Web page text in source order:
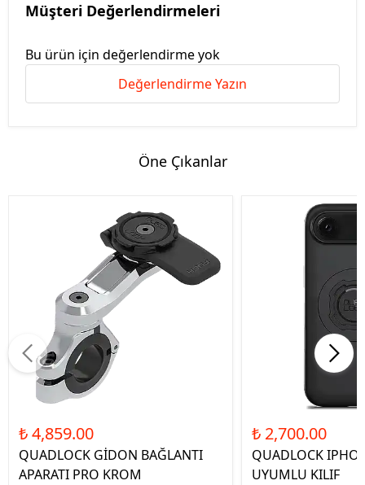
Müşteri Değerlendirmeleri
Bu ürün için değerlendirme yok
Değerlendirme Yazın
Öne Çıkanlar
₺ 4,859.00
QUADLOCK GİDON BAĞLANTI
APARATI PRO KROM
₺ 2,700.00
QUADLOCK
UYUMLU KILIF